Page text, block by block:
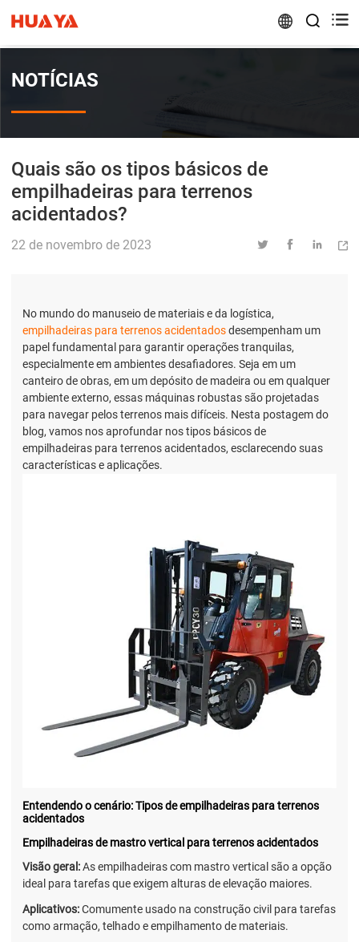
 
NOTÍCIAS
Quais são os tipos básicos de
empilhadeiras para terrenos
acidentados?
22 de novembro de 2023    
No mundo do manuseio de materiais e da logística,
empilhadeiras para terrenos acidentadosdesempenham um
papel fundamental para garantir operações tranquilas,
especialmente em ambientes desafiadores. Seja em um
canteiro de obras, em um depósito de madeira ou em qualquer
ambiente externo, essas máquinas robustas são projetadas
para navegar pelos terrenos mais difíceis. Nesta postagem do
blog, vamos nos aprofundar nos tipos básicos de
empilhadeiras para terrenos acidentados, esclarecendo suas
características e aplicações.
Entendendo o cenário: Tipos de empilhadeiras para terrenos
acidentados
Empilhadeiras de mastro vertical para terrenos acidentados
Visão geral:As empilhadeiras com mastro vertical são a opção
ideal para tarefas que exigem alturas de elevação maiores.
Aplicativos:Comumente usado na construção civil para tarefas
como armação, telhado e empilhamento de materiais.